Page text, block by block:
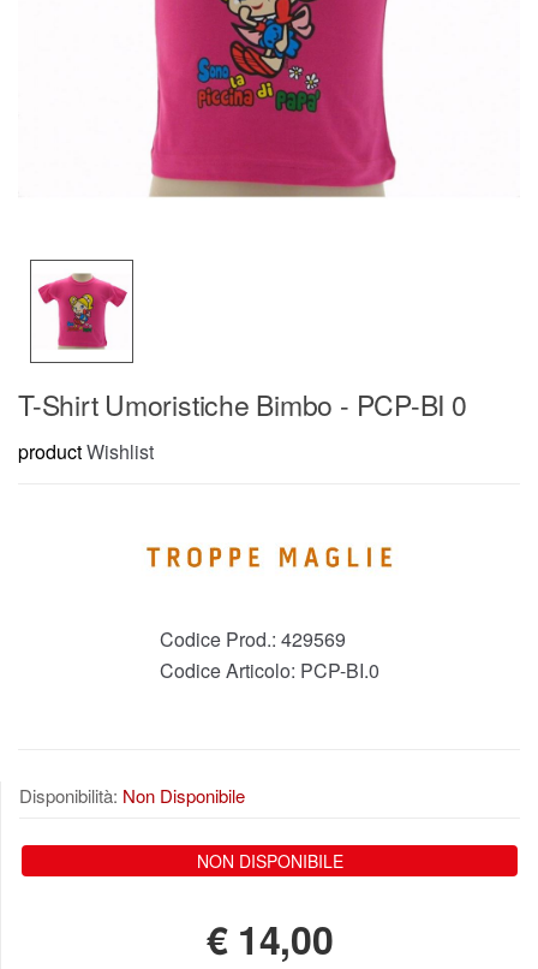
T-Shirt Umoristiche Bimbo - PCP-BI 0
productWishlist
Codice Prod.: 429569
Codice Articolo: PCP-BI.0
Disponibilità: Non Disponibile
NON DISPONIBILE
€ 14,00